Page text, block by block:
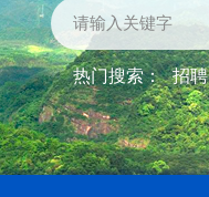
热门搜索： 招聘